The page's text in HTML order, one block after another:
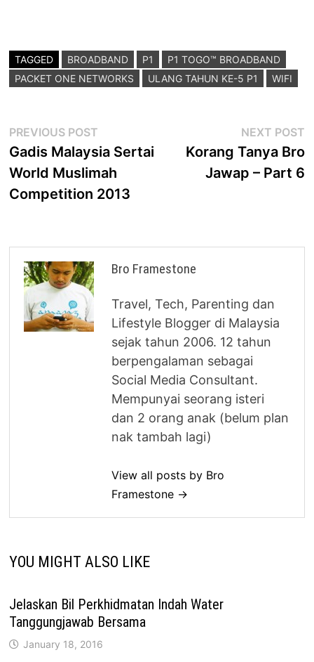
TAGGED BROADBAND P1
P1 TOGO™ BROADBAND
PACKET ONE NETWORKS
ULANG TAHUN KE-5 P1 WIFI
Post
navigation
PREVIOUS POST
post:
Gadis Malaysia Sertai
World Muslimah
Competition 2013
NEXT POST
Korang Tanya Bro
Jawap – Part 6
Bro Framestone
Travel, Tech, Parenting dan
Lifestyle Blogger di Malaysia
sejak tahun 2006. 12 tahun
berpengalaman sebagai
Social Media Consultant.
Mempunyai seorang isteri
dan 2 orang anak (belum plan
nak tambah lagi)
View all posts by Bro
Framestone →
YOU MIGHT ALSO LIKE
Jelaskan Bil Perkhidmatan Indah Water
Tanggungjawab Bersama
January 18, 2016